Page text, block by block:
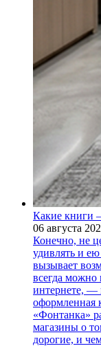
Какие книги
06 августа
Конечно, не
удивлять и
вызывает
всегда можно
интернете, —
оформленная
«Фонтанка»
магазины о
дорогие, и